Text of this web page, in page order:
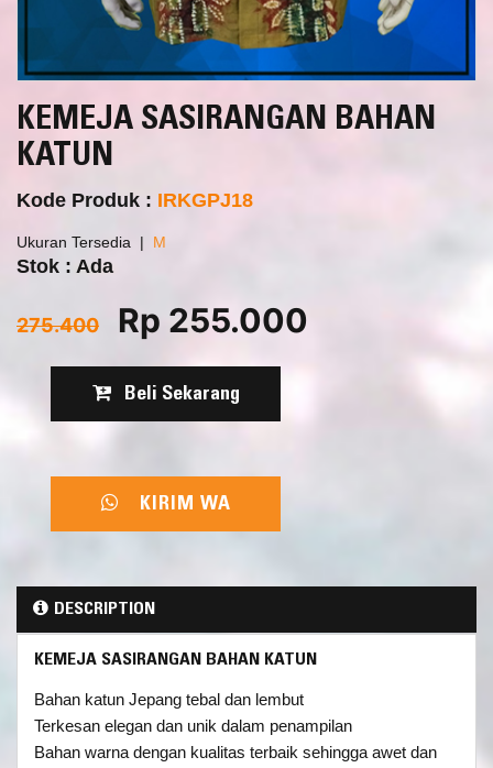
KEMEJA SASIRANGAN BAHAN
KATUN
Kode Produk : IRKGPJ18
Ukuran Tersedia M
Stok : Ada
275.400 Rp 255.000
Beli Sekarang
KIRIM WA
DESCRIPTION
KEMEJA SASIRANGAN BAHAN KATUN
Bahan katun Jepang tebal dan lembut
Terkesan elegan dan unik dalam penampilan
Bahan warna dengan kualitas terbaik sehingga awet dan